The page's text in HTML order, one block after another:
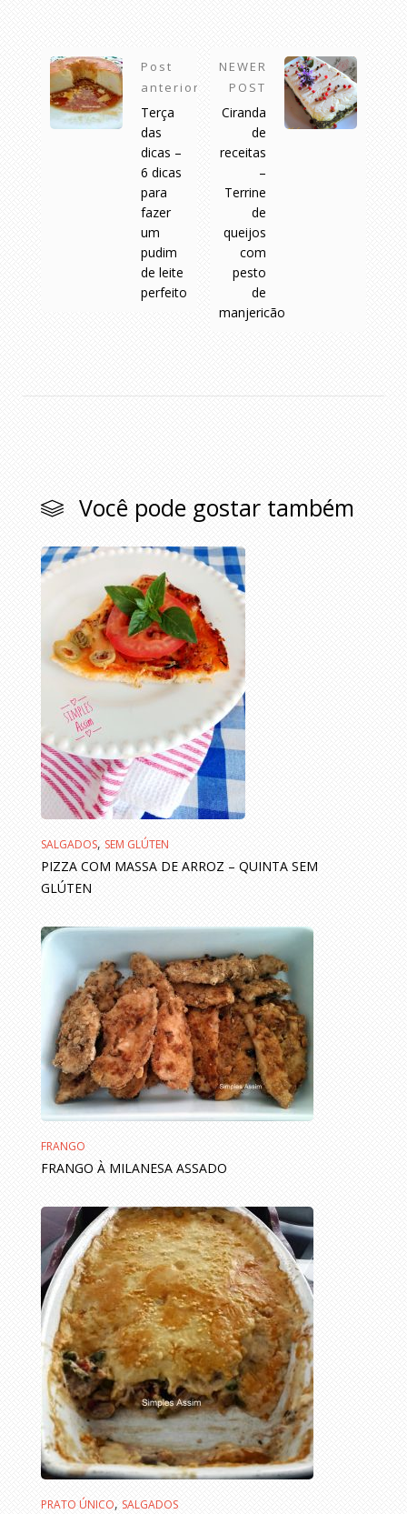
Post
anterior
Terça
das
dicas –
6 dicas
para
fazer
um
pudim
de leite
perfeito
NEWER
POST
Ciranda
de
receitas
–
Terrine
de
queijos
com
pesto
de
manjericão
Você pode gostar também
SALGADOS, SEM GLÚTEN
PIZZA COM MASSA DE ARROZ – QUINTA SEM
GLÚTEN
FRANGO
FRANGO À MILANESA ASSADO
PRATO ÚNICO, SALGADOS